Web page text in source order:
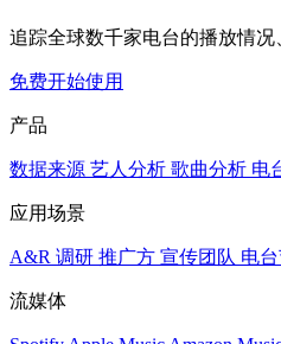
追踪全球数千家电台的播放情况
免费开始使用
产品
数据来源 艺人分析 歌曲分析 电
应用场景
A&R 调研 推广方 宣传团队 电
流媒体